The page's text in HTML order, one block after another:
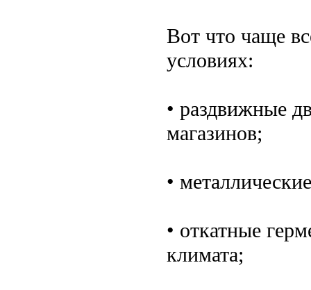
Вот что чаще
условиях:
• раздвижные
магазинов;
•
• откатные
климата;